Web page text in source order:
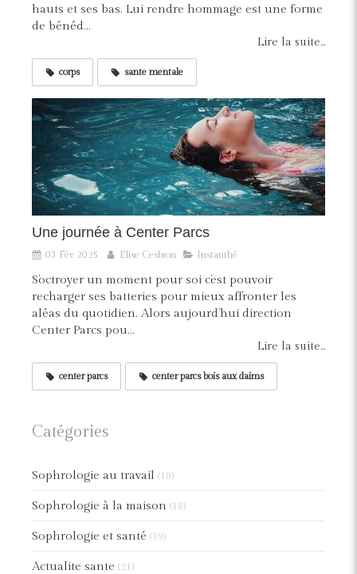
hauts et ses bas. Lui rendre hommage est une forme
de bénéd...
Lire la suite...
corps sante mentale
Une journée à Center Parcs
03 Fév 2025 Elise Cesbron Instanthé
S’octroyer un moment pour soi c’est pouvoir
recharger ses batteries pour mieux affronter les
aléas du quotidien. Alors aujourd’hui direction
Center Parcs pou...
Lire la suite...
center parcs center parcs bois aux daims
Catégories
Sophrologie au travail (18)
Sophrologie à la maison (18)
Sophrologie et santé (39)
Actualite sante (21)